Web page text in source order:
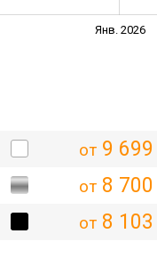
Янв. 2026
от9 699
от8 700
от8 103